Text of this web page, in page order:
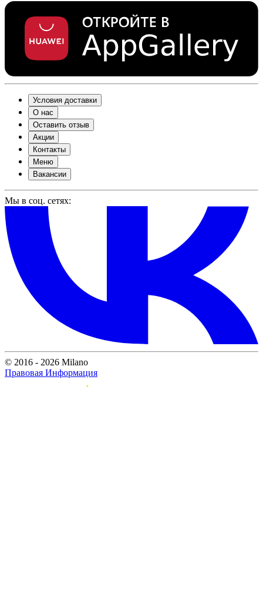
Условия доставки
О нас
Оставить отзыв
Акции
Контакты
Меню
Вакансии
Мы в соц. сетях:
© 2016 - 2026 Milano
Правовая Информация